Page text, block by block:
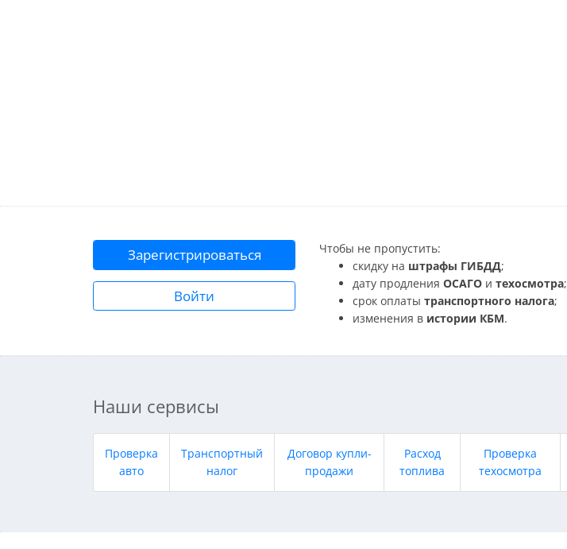
Зарегистрироваться
Войти
Чтобы не пропустить:
скидку на штрафы ГИБДД;
дату продления ОСАГО и техосмотра;
срок оплаты транспортного налога;
изменения в истории КБМ.
Наши сервисы
Проверка
авто
Транспортный
налог
Договор купли-
продажи
Расход
топлива
Проверка
техосмотра